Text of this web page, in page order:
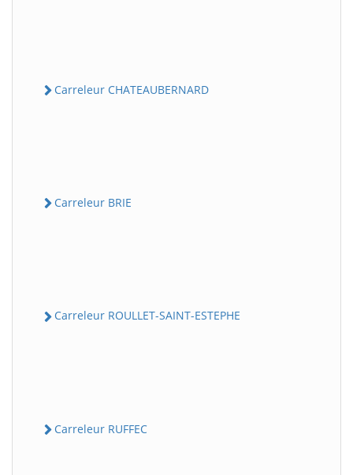
Carreleur CHATEAUBERNARD
Carreleur BRIE
Carreleur ROULLET-SAINT-ESTEPHE
Carreleur RUFFEC